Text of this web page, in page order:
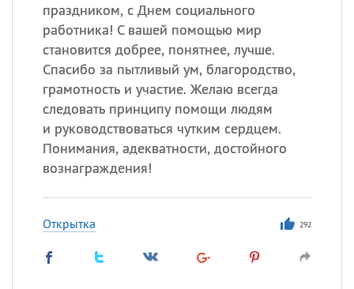
праздником, с Днем социального
работника! С вашей помощью мир
становится добрее, понятнее, лучше.
Спасибо за пытливый ум, благородство,
грамотность и участие. Желаю всегда
следовать принципу помощи людям
и руководствоваться чутким сердцем.
Понимания, адекватности, достойного
вознаграждения!
Открытка 292